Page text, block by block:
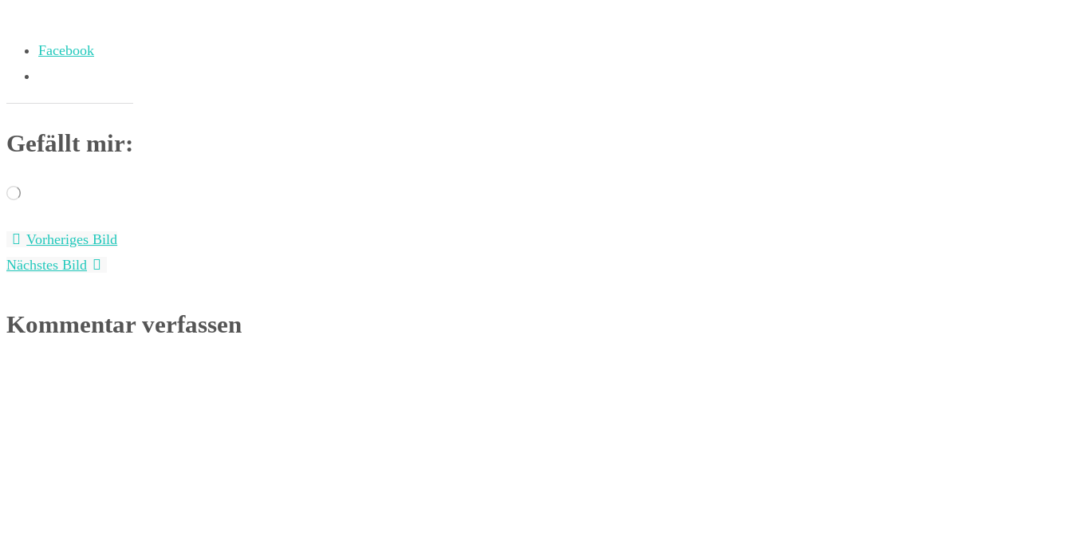
Facebook
Gefällt mir:
Wird
Vorheriges Bild
Nächstes Bild
Kommentar verfassen